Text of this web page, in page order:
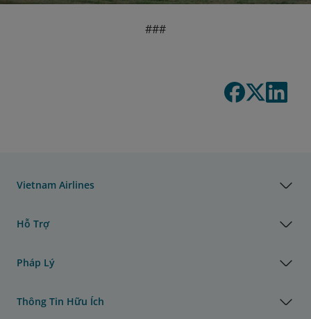
###
Vietnam Airlines
Hỗ Trợ
Pháp Lý
Thông Tin Hữu Ích